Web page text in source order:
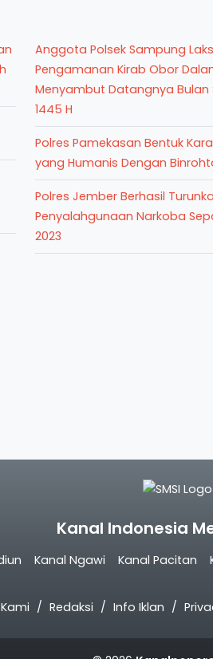
Anggota Polsek Sampung
Pengamanan Kirab Obor
Menyambut Datangnya Bulan
1445 H
Polres Pamekasan Bentuk
yang Humanis Dengan
Polres Jember Berhasil
Penyalahgunaan Narkoba
2023
Kanal Indonesia
Kanal Ngawi Kanal Pacitan
Redaksi Info Iklan